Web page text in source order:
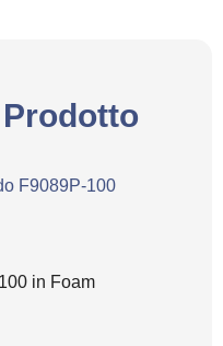
F9089P-100
in Foam